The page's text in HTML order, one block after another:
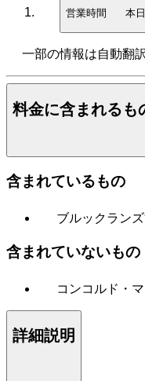
営業時間 本
一部の情報は自動翻
料金に含まれるも
含まれているもの
ブルックラン
含まれていないもの
コンコルド・
詳細説明